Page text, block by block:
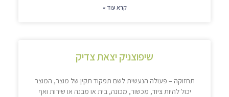
קרא עוד »
שיפוצניק יצאת צדיק
תחזוקה – פעולה הנעשית לשם תפקוד תקין של מוצר, המוצר
יכול להיות ציוד, מכשור, מכונה, בית או מבנה או שירות ואף